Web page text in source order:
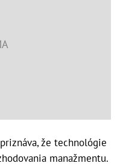
že technológie
manažmentu.